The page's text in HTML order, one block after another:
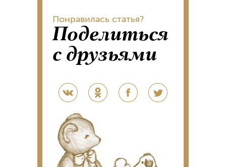
Понравилась статья?
Поделиться
с друзьями